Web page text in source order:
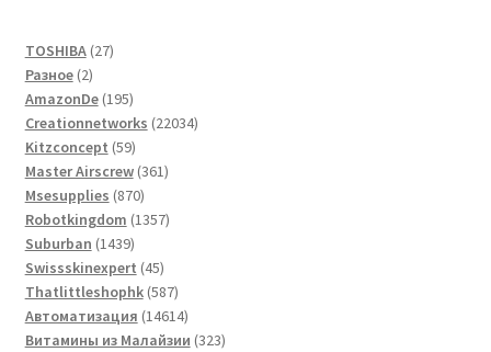
TOSHIBA 2727
Разное 22
товара
AmazonDe 195195
товаров
Creationnetworks 2203422034
Kitzconcept 5959
товаров
Master Airscrew 361361
Msesupplies 870870
товаров
Robotkingdom 13571357
Suburban 14391439
товаров
Swissskinexpert 4545
товаров
Thatlittleshophk 587587
товаров
Автоматизация 1461414614
товаров
Витамины из Малайзии 323323